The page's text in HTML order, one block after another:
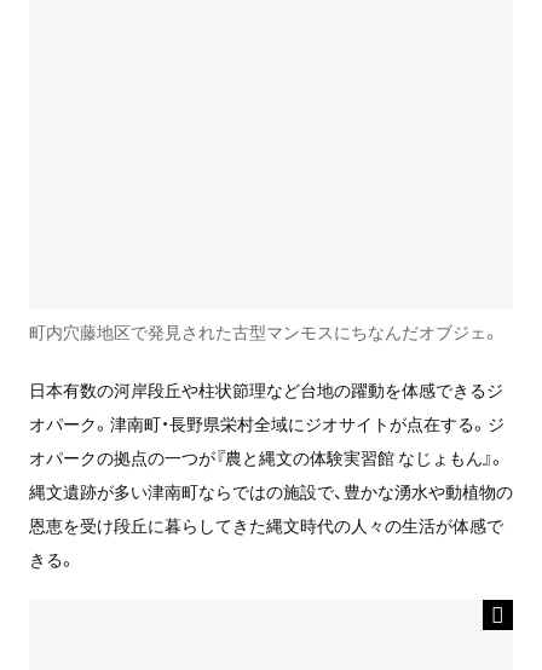
町内穴藤地区で発見された古型マンモスにちなんだオブジェ。
日本有数の河岸段丘や柱状節理など台地の躍動を体感できるジ
オパーク。津南町・長野県栄村全域にジオサイトが点在する。ジ
オパークの拠点の一つが『農と縄文の体験実習館 なじょもん』。
縄文遺跡が多い津南町ならではの施設で、豊かな湧水や動植物の
恩恵を受け段丘に暮らしてきた縄文時代の人々の生活が体感で
きる。